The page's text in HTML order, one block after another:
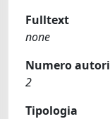
Fulltext
none
Numero autori
2
Tipologia